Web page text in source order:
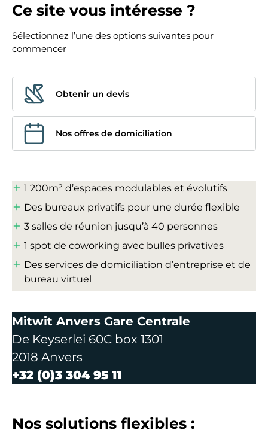
Ce site vous intéresse ?
Sélectionnez l’une des options suivantes pour
commencer
Obtenir un devis
Nos offres de domiciliation
1 200m² d’espaces modulables et évolutifs
Des bureaux privatifs pour une durée flexible
3 salles de réunion jusqu’à 40 personnes
1 spot de coworking avec bulles privatives
Des services de domiciliation d’entreprise et de
bureau virtuel
Mitwit Anvers Gare Centrale
De Keyserlei 60C box 1301
2018 Anvers
+32 (0)3 304 95 11
Nos solutions flexibles :